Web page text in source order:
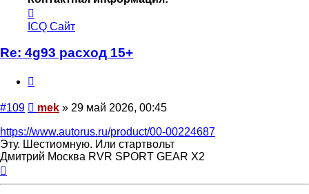
информация
пользователя
mek
ICQ Сайт
Re: 4g93 расход 15+
#109 Сообщение
mek » 29 май 2026, 00:45
https://www.autorus.ru/product/00-00224687
Эту. Шестиомную. Или стартвольт
Дмитрий Москва RVR SPORT GEAR X2